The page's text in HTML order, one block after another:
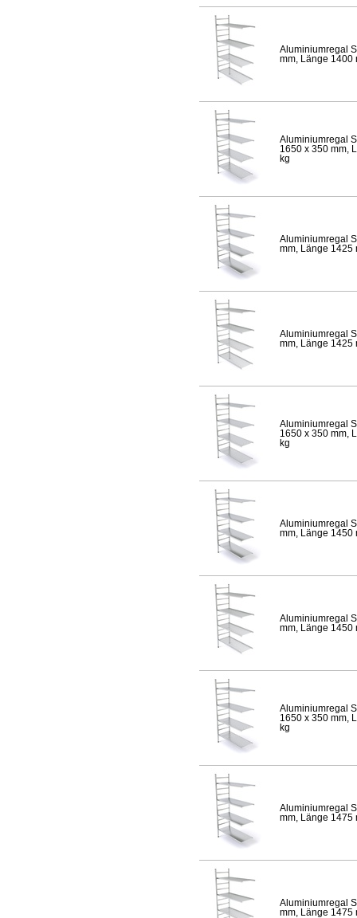
Aluminiumregal
mm, Länge 1400
Aluminiumregal
1650 x 350 mm,
kg
Aluminiumregal
mm, Länge 1425
Aluminiumregal
mm, Länge 1425
Aluminiumregal
1650 x 350 mm,
kg
Aluminiumregal
mm, Länge 1450
Aluminiumregal
mm, Länge 1450
Aluminiumregal
1650 x 350 mm,
kg
Aluminiumregal
mm, Länge 1475
Aluminiumregal
mm, Länge 1475